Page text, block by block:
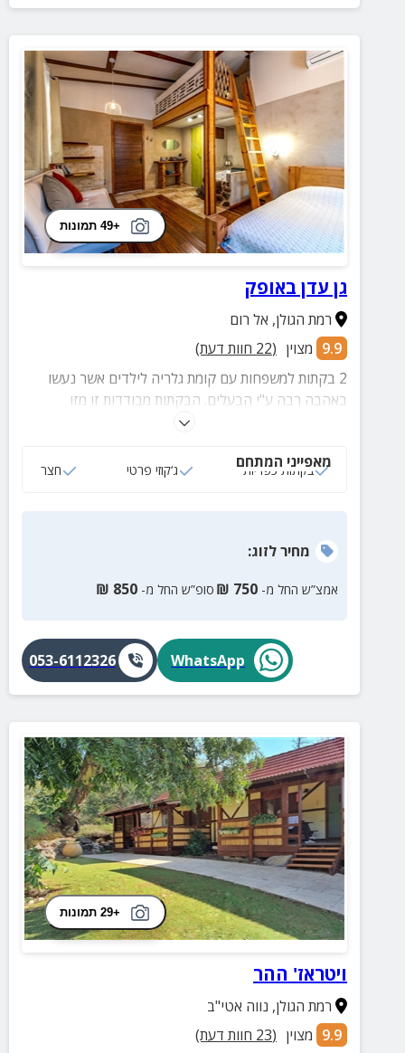
+49 תמונות
גן עדן באופק
רמת הגולן, אל רום
9.9 מצוין (
22 חוות דעת)
2 בקתות למשפחות עם קומת גלריה לילדים אשר נעשו
באהבה רבה ע"י הבעלים. הבקתות מבודדות זו מזו
ומיקומם המיוחד מאפשר גישה נוחה לטיולים ולאטרקציות
מאפייני המתחם
בקתות כפריות ג‘קוזי פרטי חצר
מחירלזוג:
אמצ”ש החל מ- 750
₪ סופ”ש החל מ- 850
₪
WhatsApp
053-6112326
+29 תמונות
ויטראז' ההר
רמת הגולן, נווה אטי"ב
9.9 מצוין (
23 חוות דעת)